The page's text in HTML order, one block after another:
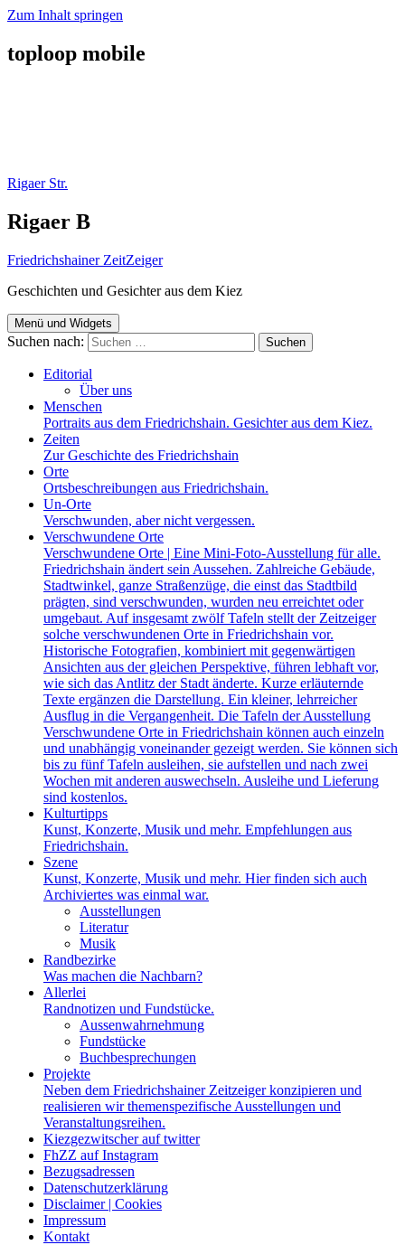
Zum Inhalt springen
toploop mobile
Rigaer Str.
Rigaer B
Friedrichshainer ZeitZeiger
Geschichten und Gesichter aus dem Kiez
Menü und Widgets
Suchen nach:
Editorial
Über uns
Menschen
Portraits aus dem Friedrichshain. Gesichter aus dem Kiez.
Zeiten
Zur Geschichte des Friedrichshain
Orte
Ortsbeschreibungen aus Friedrichshain.
Un-Orte
Verschwunden, aber nicht vergessen.
Verschwundene Orte
Verschwundene Orte | Eine Mini-Foto-Ausstellung für alle.
Friedrichshain ändert sein Aussehen. Zahlreiche Gebäude,
Stadtwinkel, ganze Straßenzüge, die einst das Stadtbild
prägten, sind verschwunden, wurden neu erreichtet oder
umgebaut. Auf insgesamt zwölf Tafeln stellt der Zeitzeiger
solche verschwundenen Orte in Friedrichshain vor.
Historische Fotografien, kombiniert mit gegenwärtigen
Ansichten aus der gleichen Perspektive, führen lebhaft vor,
wie sich das Antlitz der Stadt änderte. Kurze erläuternde
Texte ergänzen die Darstellung. Ein kleiner, lehrreicher
Ausflug in die Vergangenheit. Die Tafeln der Ausstellung
Verschwundene Orte in Friedrichshain können auch einzeln
und unabhängig voneinander gezeigt werden. Sie können sich
bis zu fünf Tafeln ausleihen, sie aufstellen und nach zwei
Wochen mit anderen auswechseln. Ausleihe und Lieferung
sind kostenlos.
Kulturtipps
Kunst, Konzerte, Musik und mehr. Empfehlungen aus
Friedrichshain.
Szene
Kunst, Konzerte, Musik und mehr. Hier finden sich auch
Archiviertes was einmal war.
Ausstellungen
Literatur
Musik
Randbezirke
Was machen die Nachbarn?
Allerlei
Randnotizen und Fundstücke.
Aussenwahrnehmung
Fundstücke
Buchbesprechungen
Projekte
Neben dem Friedrichshainer Zeitzeiger konzipieren und
realisieren wir themenspezifische Ausstellungen und
Veranstaltungsreihen.
Kiezgezwitscher auf twitter
FhZZ auf Instagram
Bezugsadressen
Datenschutzerklärung
Disclaimer | Cookies
Impressum
Kontakt